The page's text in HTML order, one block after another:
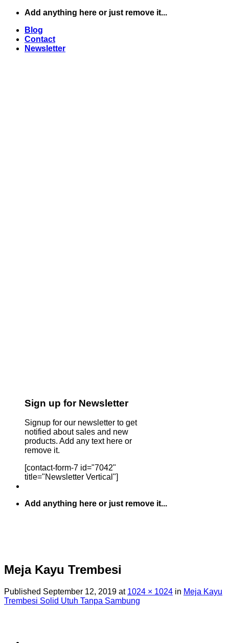
Skip
content
Add anything here or just remove it...
Blog
Contact
Newsletter
Sign up for Newsletter
Signup for our newsletter to get
notified about sales and new
products. Add any text here or
remove it.
[contact-form-7 id="7042"
title="Newsletter Vertical"]
Add anything here or just remove it...
Meja Kayu Trembesi
Published September 12, 2019 at 1024 × 1024 in Meja Kayu
Trembesi Solid Utuh Tanpa Sambung